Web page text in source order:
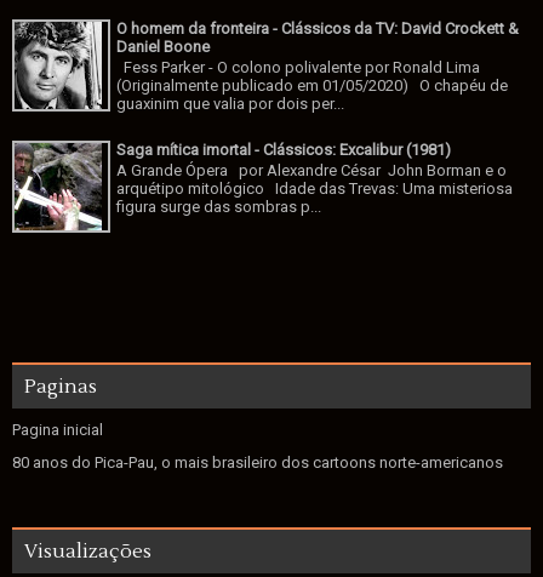
O homem da fronteira - Clássicos da TV: David Crockett &
Daniel Boone
Fess Parker - O colono polivalente por Ronald Lima
(Originalmente publicado em 01/05/2020) O chapéu de
guaxinim que valia por dois per...
Saga mítica imortal - Clássicos: Excalibur (1981)
A Grande Ópera por Alexandre César John Borman e o
arquétipo mitológico Idade das Trevas: Uma misteriosa
figura surge das sombras p...
Paginas
Pagina inicial
80 anos do Pica-Pau, o mais brasileiro dos cartoons norte-americanos
Visualizações